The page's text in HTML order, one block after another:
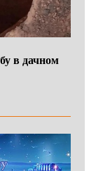
в дачном